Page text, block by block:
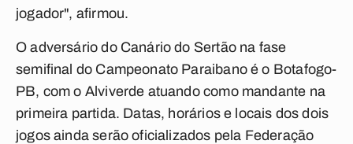
jogador", afirmou.
O adversário do Canário do Sertão na fase
semifinal do Campeonato Paraibano é o Botafogo-
PB, com o Alviverde atuando como mandante na
primeira partida. Datas, horários e locais dos dois
jogos ainda serão oficializados pela Federação